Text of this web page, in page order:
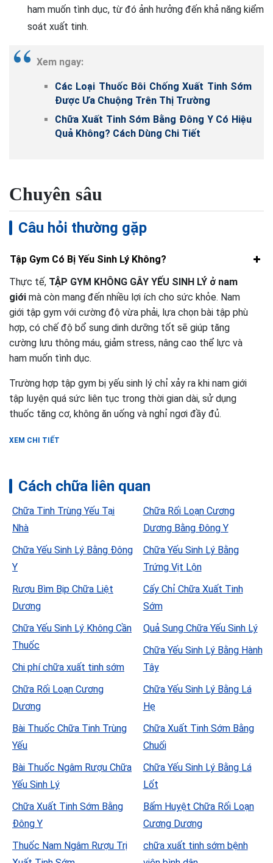
ham muốn tình dục, từ đó ảnh hưởng đến khả năng kiểm
soát xuất tinh.
Xem ngay:
Các Loại Thuốc Bôi Chống Xuất Tinh Sớm
Được Ưa Chuộng Trên Thị Trường
Chữa Xuất Tinh Sớm Bằng Đông Y Có Hiệu
Quả Không? Cách Dùng Chi Tiết
Chuyên sâu
Câu hỏi thường gặp
Tập Gym Có Bị Yếu Sinh Lý Không?
Thực tế, TẬP GYM KHÔNG GÂY YẾU SINH LÝ ở nam
giới mà còn mang đến nhiều lợi ích cho sức khỏe. Nam
giới tập gym với cường độ vừa phải, lựa chọn bài tập phù
hợp, có chế độ bổ sung dinh dưỡng tốt sẽ giúp tăng
cường lưu thông máu, giảm stress, nâng cao thể lực và
ham muốn tình dục.
Trường hợp tập gym bị yếu sinh lý chỉ xảy ra khi nam giới
tập luyện quá sức liên tục trong thời gian dài, sử dụng
thuốc tăng cơ, không ăn uống và nghỉ ngơi đầy đủ.
XEM CHI TIẾT
Cách chữa liên quan
Chữa Tinh Trùng Yếu Tại
Nhà
Chữa Yếu Sinh Lý Bằng Đông
Y
Rượu Bìm Bịp Chữa Liệt
Dương
Chữa Yếu Sinh Lý Không Cần
Thuốc
Chi phí chữa xuất tinh sớm
Chữa Rối Loạn Cương
Dương
Bài Thuốc Chữa Tinh Trùng
Yếu
Bài Thuốc Ngâm Rượu Chữa
Yếu Sinh Lý
Chữa Xuất Tinh Sớm Bằng
Đông Y
Thuốc Nam Ngâm Rượu Trị
Chữa Rối Loạn Cương
Dương Bằng Đông Y
Chữa Yếu Sinh Lý Bằng
Trứng Vịt Lộn
Cấy Chỉ Chữa Xuất Tinh
Sớm
Quả Sung Chữa Yếu Sinh Lý
Chữa Yếu Sinh Lý Bằng Hành
Tây
Chữa Yếu Sinh Lý Bằng Lá
Hẹ
Chữa Xuất Tinh Sớm Bằng
Chuối
Chữa Yếu Sinh Lý Bằng Lá
Lốt
Bấm Huyệt Chữa Rối Loạn
Cương Dương
chữa xuất tinh sớm bệnh